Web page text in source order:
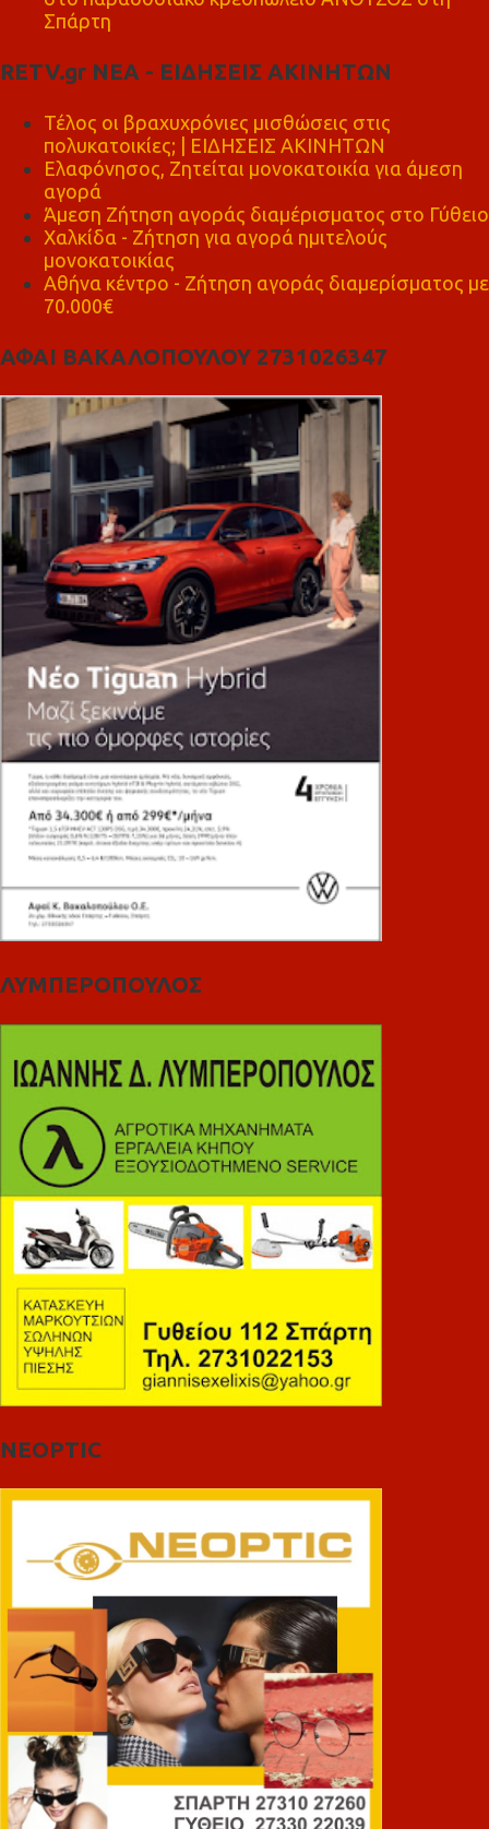
Σπάρτη
RETV.gr ΝΕΑ - ΕΙΔΗΣΕΙΣ ΑΚΙΝΗΤΩΝ
Τέλος οι βραχυχρόνιες μισθώσεις στις
πολυκατοικίες; | ΕΙΔΗΣΕΙΣ ΑΚΙΝΗΤΩΝ
Ελαφόνησος, Ζητείται μονοκατοικία για άμεση
αγορά
Άμεση Ζήτηση αγοράς διαμέρισματος στο Γύθειο
Χαλκίδα - Ζήτηση για αγορά ημιτελούς
μονοκατοικίας
Αθήνα κέντρο - Ζήτηση αγοράς διαμερίσματος με
70.000€
ΑΦΑΙ ΒΑΚΑΛΟΠΟΥΛΟΥ 2731026347
ΛΥΜΠΕΡΟΠΟΥΛΟΣ
NEOPTIC